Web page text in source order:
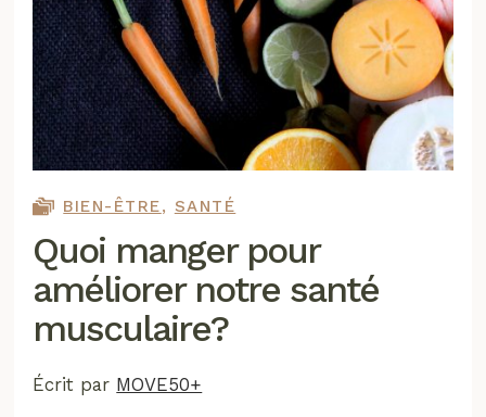
BIEN-ÊTRE, SANTÉ
Quoi manger pour
améliorer notre santé
musculaire?
Écrit par MOVE50+